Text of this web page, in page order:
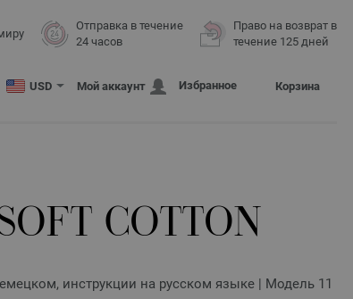
Отправка в течение
24 часов
Право на возврат в
течение 125 дней
USD Мой аккаунт Избранное Корзина
COTTON
инструкции на русском языке | Модель 11